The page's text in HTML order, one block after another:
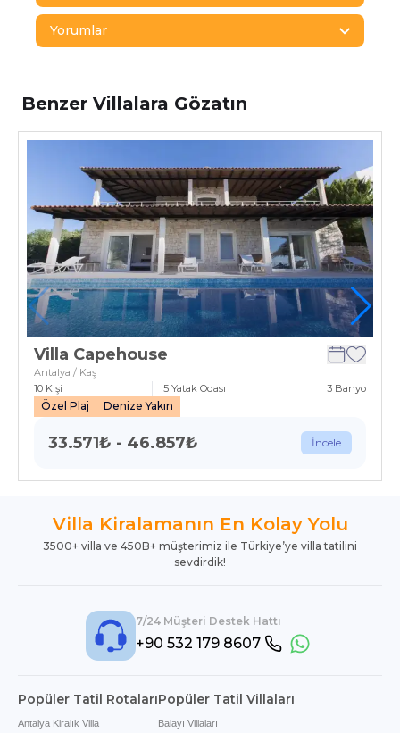
Yorumlar
Benzer Villalara Gözatın
Villa Capehouse
Antalya / Kaş
10 Kişi 5 Yatak Odası 3 Banyo
Özel Plaj Denize Yakın
33.571₺ - 46.857₺ İncele
Villa Kiralamanın En Kolay Yolu
3500+ villa ve 450B+ müşterimiz ile Türkiye’ye villa tatilini
sevdirdik!
7/24 Müşteri Destek Hattı
+90 532 179 8607
Popüler Tatil Rotaları
Antalya Kiralık Villa
Popüler Tatil Villaları
Balayı Villaları